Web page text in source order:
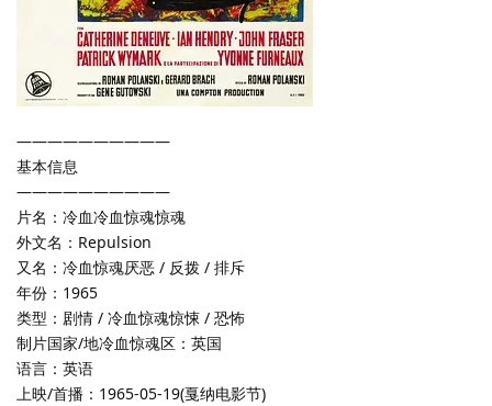
——————————
基本信息
——————————
片名：冷血冷血惊魂惊魂
外文名：Repulsion
又名：冷血惊魂厌恶 / 反拨 / 排斥
年份：1965
类型：剧情 / 冷血惊魂惊悚 / 恐怖
制片国家/地冷血惊魂区：英国
语言：英语
上映/首播：1965-05-19(戛纳电影节)